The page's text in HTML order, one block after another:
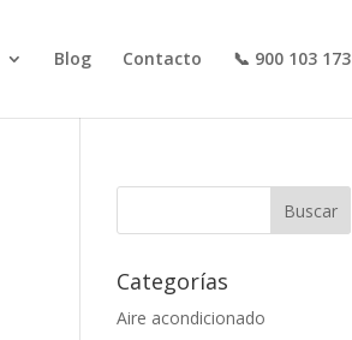
Blog Contacto 📞 900 103 173
Categorías
Aire acondicionado